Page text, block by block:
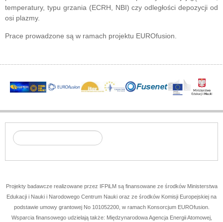
temperatury, typu grzania (ECRH, NBI) czy odległości depozycji od
osi plazmy.
Prace prowadzone są w ramach projektu EUROfusion.
Projekty badawcze realizowane przez IFPiLM są finansowane ze środków Ministerstwa
Edukacji i Nauki i Narodowego Centrum Nauki oraz ze środków Komisji Europejskiej na
podstawie umowy grantowej No 101052200, w ramach Konsorcjum EUROfusion.
Wsparcia finansowego udzielają także: Międzynarodowa Agencja Energii Atomowej,